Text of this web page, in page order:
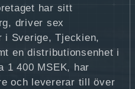
har sitt
driver sex
i Sverige, Tjeckien,
en distributionsenhet i
1 400 MSEK, har
och levererar till över